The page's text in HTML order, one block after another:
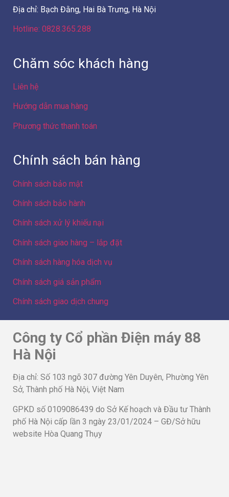
Địa chỉ: Bạch Đằng, Hai Bà Trưng, Hà Nội
Hotline: 0828.365.288
Chăm sóc khách hàng
Liên hệ
Hướng dẫn mua hàng
Phương thức thanh toán
Chính sách bán hàng
Chính sách bảo mật
Chính sách bảo hành
Chính sách xử lý khiếu nại
Chính sách giao hàng – lắp đặt
Chính sách hàng hóa dịch vụ
Chính sách giá sản phẩm
Chính sách giao dịch chung
Công ty Cổ phần Điện máy 88
Hà Nội
Địa chỉ: Số 103 ngõ 307 đường Yên Duyên, Phường Yên
Sở, Thành phố Hà Nội, Việt Nam
GPKD số 0109086439 do Sở Kế hoạch và Đầu tư Thành
phố Hà Nội cấp lần 3 ngày 23/01/2024 – GĐ/Sở hữu
website Hòa Quang Thụy